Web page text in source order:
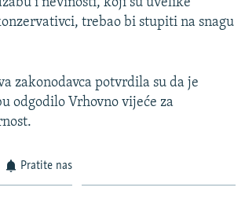
trebao bi stupiti na snagu
zakonodavca potvrdila su da je
odgodilo Vrhovno vijeće za
Pratite nas